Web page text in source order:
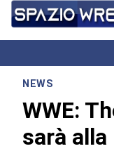
NEWS
WWE:
sarà alla